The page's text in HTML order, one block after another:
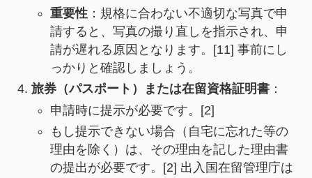
重要性：規格に合わない不適切な写真で申
請すると、写真の撮り直しを指示され、申
請が遅れる原因となります。[11] 事前にし
っかりと確認しましょう。
旅券（パスポート）または在留資格証明書：
申請時に提示が必要です。[2]
もし提示できない場合（自宅に忘れた等の
理由を除く）は、その理由を記した理由書
の提出が必要です。[2] 出入国在留管理庁は